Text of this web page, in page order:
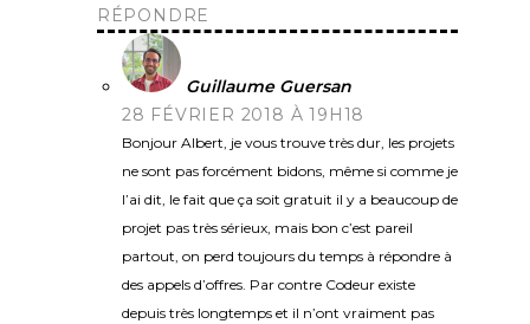
RÉPONDRE
Guillaume Guersan
28 FÉVRIER 2018 À 19H18
Bonjour Albert, je vous trouve très dur, les projets
ne sont pas forcément bidons, même si comme je
l’ai dit, le fait que ça soit gratuit il y a beaucoup de
projet pas très sérieux, mais bon c’est pareil
partout, on perd toujours du temps à répondre à
des appels d’offres. Par contre Codeur existe
depuis très longtemps et il n’ont vraiment pas